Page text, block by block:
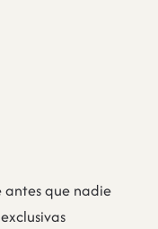
antes que nadie